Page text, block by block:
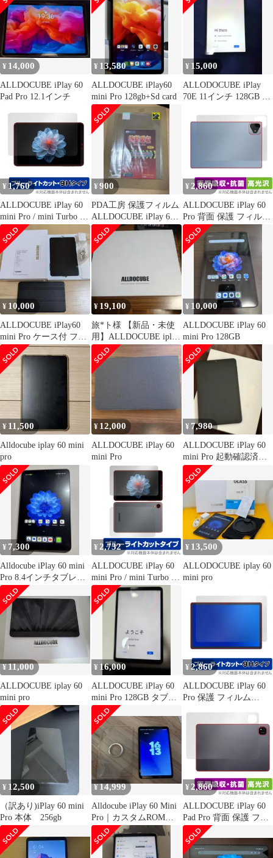
液晶保護 目に優しい ブ
ルーライトカット
¥ 14,000
ALLDOCUBE iPlay 60
Pad Pro 12.1インチ
¥ 13,580
ALLDOCUBE iPlay60
mini Pro 128gb+Sd card
¥ 15,000
ALLODOCUBE iPlay
70E 11インチ 128GB 付
¥ 1,760
ALLDOCUBE iPlay 60
mini Pro / mini Turbo 保
護 フィルム OverLay
Eye Protector 9H for オ
ールドキューブ タブレ
ット 高硬度 目に優しい
¥900
PDA工房 保護フィルム
ALLDOCUBE iPlay 60
mini Pro
¥ 2,860
ALLDOCUBE iPlay 60
Pro 背面 保護 フィルム
OverLay Absorber 高光
沢 for オールドキュー
ブ 衝撃吸収 高光沢 抗
¥ 10,000
ALLDOCUBE iPlay60
mini Pro ケース付 フィ
ルム貼付済
¥ 19,100
旅*ト様 【新品・未使
用】ALLDOCUBE iplay
60 Mini Pro
¥ 10,000
ALLDOCUBE iPlay 60
mini Pro 128GB
¥ 11,500
Alldocube iplay 60 mini
pro
¥ 12,000
ALLDOCUBE iPlay 60
mini Pro
¥ 7,980
ALLDOCUBE iPlay 60
mini Pro 起動確認済み
ジャンク品
¥ 7,300
Alldocube iPlay 60 mini
Pro 8.4インチタブレッ
ト
¥ 2,732
ALLDOCUBE iPlay 60
mini Pro / mini Turbo 表
面 背面 フィルム
OverLay Eye Protector
for オールドキューブ
ブルーライトカット
¥ 13,500
ALLODOCUBE iplay 60
mini pro
¥11,000
ALLDOCUBE iplay 60
mini pro
¥ 16,000
ALLDOCUBE iPlay 60
mini Pro 128GB タブレ
ット
¥ 2,860
ALLDOCUBE iPlay 60
Pro 保護 フィルム
9H for オールドキュー
ブ 液晶保護 9H 高硬度
¥ 12,500
（訳あり)iPlay 60 mini
Pro 本体 256gb
¥14,999
Alldocube iPlay 60 Mini
Pro｜カスタムROM導
入
¥ 2,860
ALLDOCUBE iPlay 60
Pad Pro 背面 保護 フィ
ルム OverLay Absorber
高光沢 for オールドキ
ューブ 衝撃吸収 高光沢